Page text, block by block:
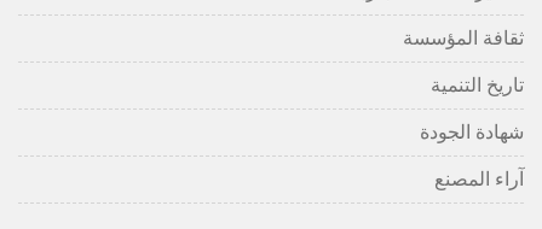
ثقافة المؤسسة
تاريخ التنمية
شهادة الجودة
آراء المصنع